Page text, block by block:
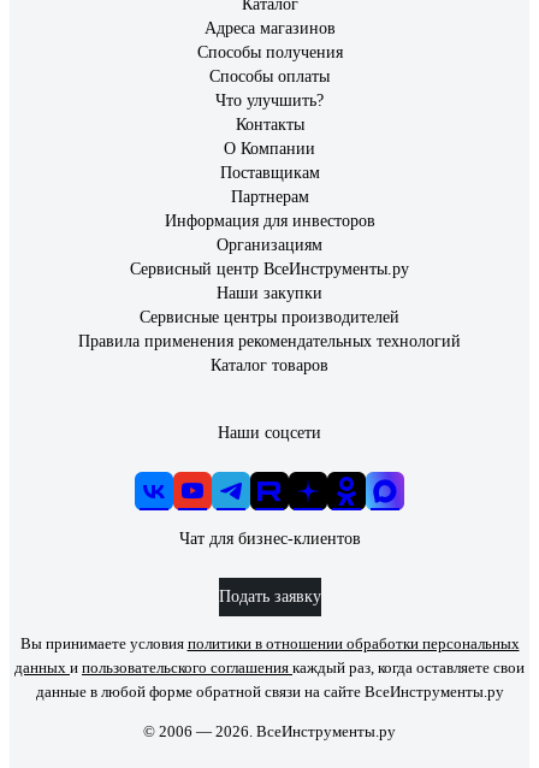
Каталог
Адреса магазинов
Способы получения
Способы оплаты
Что улучшить?
Контакты
О Компании
Поставщикам
Партнерам
Информация для инвесторов
Организациям
Сервисный центр ВсеИнструменты.ру
Наши закупки
Сервисные центры производителей
Правила применения рекомендательных технологий
Каталог товаров
Наши соцсети
Чат для бизнес-клиентов
Подать заявку
Вы принимаете условия политики в отношении обработки персональных
данных и пользовательского соглашения каждый раз, когда оставляете свои
данные в любой форме обратной связи на сайте ВсеИнструменты.ру
© 2006 — 2026. ВсеИнструменты.ру